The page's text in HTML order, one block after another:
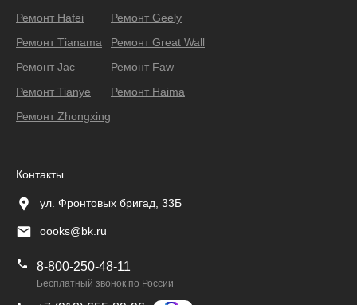
Ремонт Hafei
Ремонт Тianama
Ремонт Jac
Ремонт Tianye
Ремонт Zhongxing
Ремонт Geely
Ремонт Great Wall
Ремонт Faw
Ремонт Haima
Контакты
ул. Фронтовых бригад, 33Б
oooks@bk.ru
8-800-250-48-11
Бесплатный звонок по России